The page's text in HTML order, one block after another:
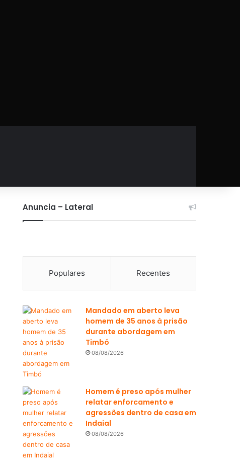
Anuncia – Lateral
Populares Recentes
Mandado em aberto leva
homem de 35 anos à prisão
durante abordagem em
Timbó
08/08/2026
Homem é preso após mulher
relatar enforcamento e
agressões dentro de casa em
Indaial
08/08/2026